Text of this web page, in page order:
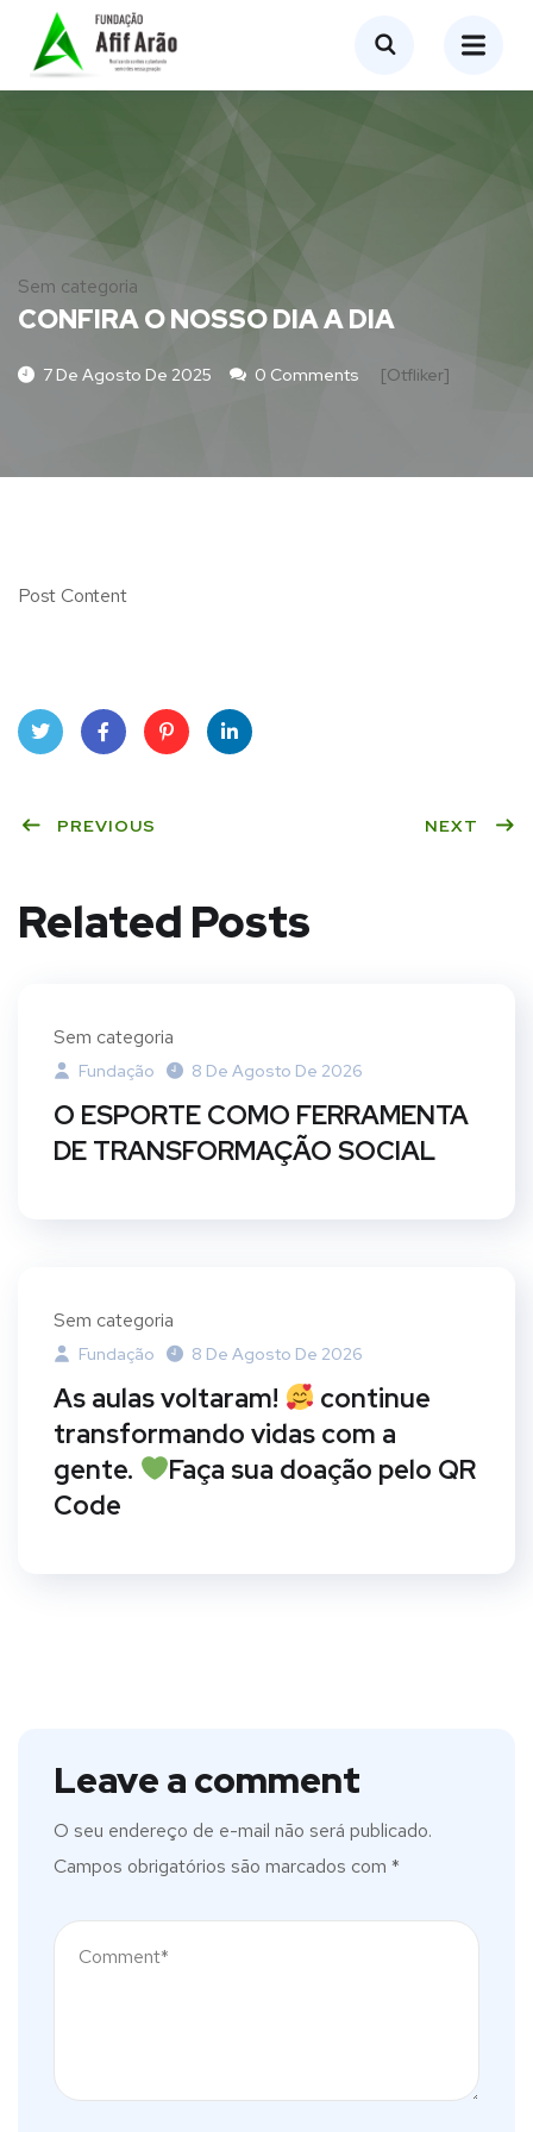
Sem categoria
CONFIRA O NOSSO DIA A DIA
7 De Agosto De 2025 0 Comments [otfliker]
Post Content
ter
book
eres
PREVIOUS NEXT
Related Posts
Sem categoria
Fundação 8 De Agosto De 2026
O ESPORTE COMO FERRAMENTA
DE TRANSFORMAÇÃO SOCIAL
Sem categoria
Fundação 8 De Agosto De 2026
As aulas voltaram!
continue
transformando vidas com a
gente.
Faça sua doação pelo QR
Code
Leave a comment
O seu endereço de e-mail não será publicado.
Campos obrigatórios são marcados com *